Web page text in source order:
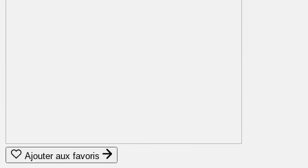
Ajouter aux favoris